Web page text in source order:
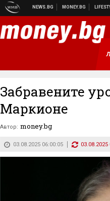
Забравените
Маркионе
Автор: money.bg
03.08.2025 06:00:05 03.08.2025